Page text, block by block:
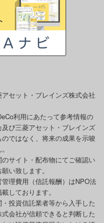
セット・ブレインズ株式会社
利用にあたって参考情報の
び三菱アセット・ブレインズ
ではなく、将来の成果を示唆
サイト・配布物にてご確認い
い致します。
理費用（信託報酬）はNPO法
しております。
投資信託業者等から入手した
会社が信頼できると判断した